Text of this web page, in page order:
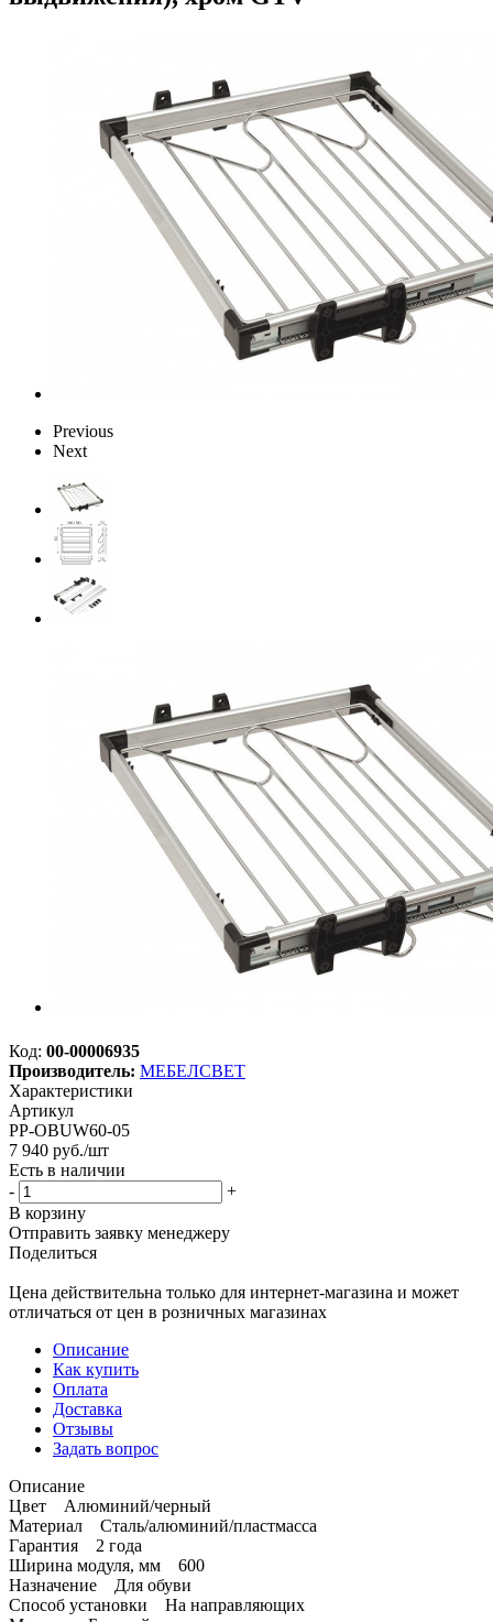
Previous
Next
Код: 00-00006935
Производитель: МЕБЕЛСВЕТ
Характеристики
Артикул
PP-OBUW60-05
7 940 руб./шт
Есть в наличии
-
+
В корзину
Отправить заявку менеджеру
Поделиться
Цена действительна только для интернет-магазина и может
отличаться от цен в розничных магазинах
Описание
Как купить
Оплата
Доставка
Отзывы
Задать вопрос
Описание
Цвет Алюминий/черный
Материал Сталь/алюминий/пластмасса
Гарантия 2 года
Ширина модуля, мм 600
Назначение Для обуви
Способ установки На направляющих